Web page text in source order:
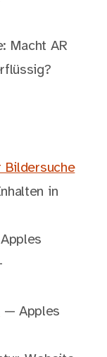
Macht AR
Bildersuche
in
— Apples